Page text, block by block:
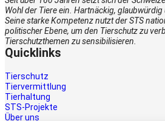
Wohl der Tiere ein. Hartnäckig,
Seine starke Kompetenz nutzt der STS
politischer Ebene, um den Tierschutz zu
Tierschutzthemen zu sensibilisieren.
Quicklinks
Tierschutz
Tiervermittlung
Tierhaltung
STS-Projekte
Über uns